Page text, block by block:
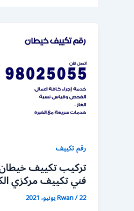
رقم تكييف
فني تكييف مركزي
Rwan/22 يونيو، 2021